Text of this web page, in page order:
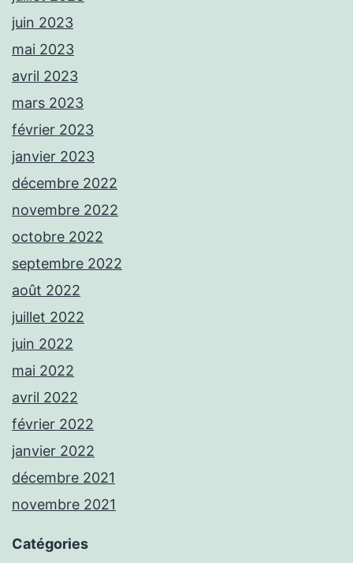
juin 2023
mai 2023
avril 2023
mars 2023
février 2023
janvier 2023
décembre 2022
novembre 2022
octobre 2022
septembre 2022
août 2022
juillet 2022
juin 2022
mai 2022
avril 2022
février 2022
janvier 2022
décembre 2021
novembre 2021
Catégories